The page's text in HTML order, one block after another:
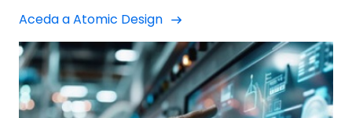
padrões e elementos reutilizáveis.
Aceda a Atomic Design